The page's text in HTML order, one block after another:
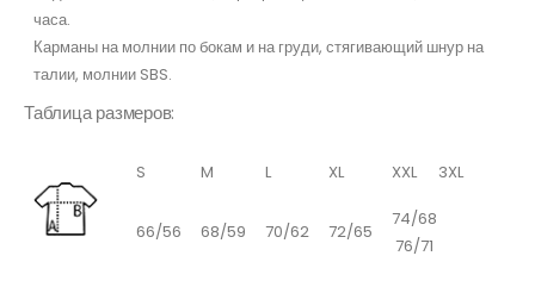
–
5732,00₽
часа.
Карманы на молнии по бокам и на груди, стягивающий шнур на
талии, молнии SBS.
Таблица размеров:
S M L XL XXL 3XL
66/56 68/59 70/62 72/65
74/68
76/71